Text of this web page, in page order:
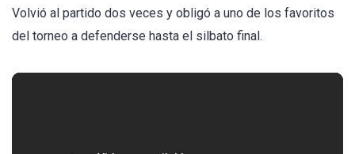
Volvió al partido dos veces y obligó a uno de los favoritos
del torneo a defenderse hasta el silbato final.